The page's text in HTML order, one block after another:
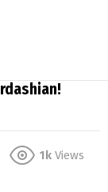
1k Views